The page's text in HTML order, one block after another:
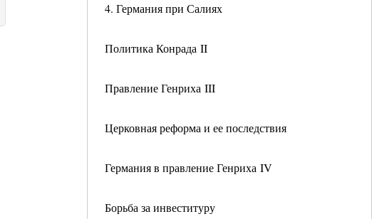
4. Германия при Салиях
Политика Конрада II
Правление Генриха III
Церковная реформа и ее последствия
Германия в правление Генриха IV
Борьба за инвеституру